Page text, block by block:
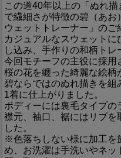
この道40年以上の「ぬれ
で繊細さが特徴の碧（あお
ウェットトレーナー」のご
カジュアルなスウェットに
し込み、手作りの和柄トレ
今回モチーフの主役に採用
桜の花を纏った綺麗な絵柄
碧ならではのぬれ描きを
1着に仕上がりました。
ボディーには裏毛タイプの
襟元、袖口、裾にはリブを
した。
※色落ちしない様に加工を
め、お洗濯は手洗いやネッ